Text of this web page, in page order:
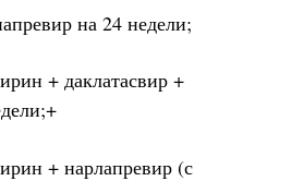
на 24 недели;
+ даклатасвир +
+ нарлапревир (с